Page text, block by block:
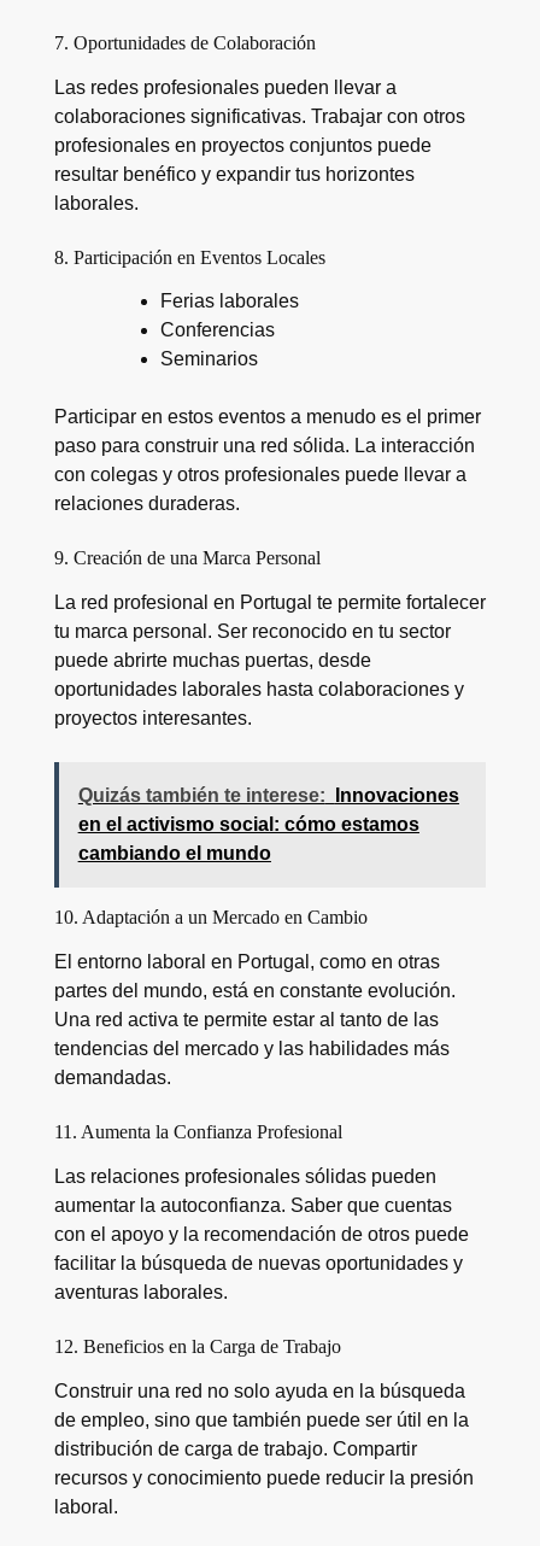
7. Oportunidades de Colaboración
Las redes profesionales pueden llevar a
colaboraciones significativas. Trabajar con otros
profesionales en proyectos conjuntos puede
resultar benéfico y expandir tus horizontes
laborales.
8. Participación en Eventos Locales
Ferias laborales
Conferencias
Seminarios
Participar en estos eventos a menudo es el primer
paso para construir una red sólida. La interacción
con colegas y otros profesionales puede llevar a
relaciones duraderas.
9. Creación de una Marca Personal
La red profesional en Portugal te permite fortalecer
tu marca personal. Ser reconocido en tu sector
puede abrirte muchas puertas, desde
oportunidades laborales hasta colaboraciones y
proyectos interesantes.
Quizás también te interese:
Innovaciones
en el activismo social: cómo estamos
cambiando el mundo
10. Adaptación a un Mercado en Cambio
El entorno laboral en Portugal, como en otras
partes del mundo, está en constante evolución.
Una red activa te permite estar al tanto de las
tendencias del mercado y las habilidades más
demandadas.
11. Aumenta la Confianza Profesional
Las relaciones profesionales sólidas pueden
aumentar la autoconfianza. Saber que cuentas
con el apoyo y la recomendación de otros puede
facilitar la búsqueda de nuevas oportunidades y
aventuras laborales.
12. Beneficios en la Carga de Trabajo
Construir una red no solo ayuda en la búsqueda
de empleo, sino que también puede ser útil en la
distribución de carga de trabajo. Compartir
recursos y conocimiento puede reducir la presión
laboral.